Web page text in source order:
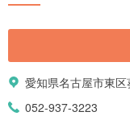
愛知県名古屋市東
052-937-3223